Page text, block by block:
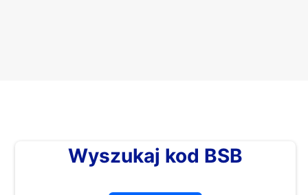
Wyszukaj kod BSB